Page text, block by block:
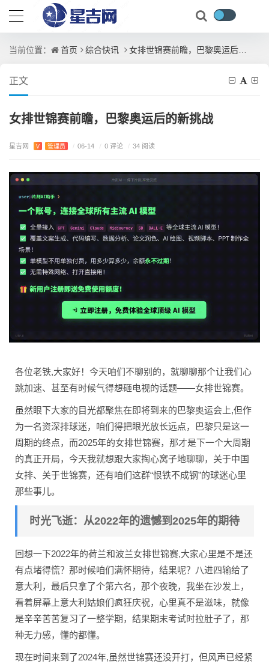
当前位置： 首页 综合快讯 女排世锦赛前瞻，巴黎奥运后的新挑战
正文
女排世锦赛前瞻，巴黎奥运后的新挑战
星吉网 V 管理员 / 06-14 / 0 评论 / 34 阅读
各位老铁,大家好！今天咱们不聊别的，就聊聊那个让我们心
跳加速、甚至有时候气得想砸电视的话题——女排世锦赛。
虽然眼下大家的目光都聚焦在即将到来的巴黎奥运会上,但作
为一名资深排球迷，咱们得把眼光放长远点，巴黎只是这一
周期的终点，而2025年的女排世锦赛，那才是下一个大周期
的真正开局，今天我就想跟大家掏心窝子地聊聊，关于中国
女排、关于世锦赛，还有咱们这群“恨铁不成钢”的球迷心里
那些事儿。
时光飞逝：从2022年的遗憾到2025年的期待
回想一下2022年的荷兰和波兰女排世锦赛,大家心里是不是还
有点堵得慌？那时候咱们满怀期待，结果呢？八进四输给了
意大利，最后只拿了个第六名，那个夜晚，我坐在沙发上，
看着屏幕上意大利姑娘们疯狂庆祝，心里真不是滋味，就像
是辛辛苦苦复习了一整学期，结果期末考试时拉肚子了，那
种无力感，懂的都懂。
现在时间来到了2024年,虽然世锦赛还没开打，但风声已经紧